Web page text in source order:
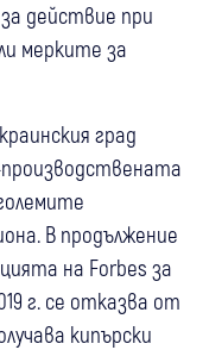
действие при
мерките за
град
В продължение
на Forbes за
г. се отказва от
кипърски